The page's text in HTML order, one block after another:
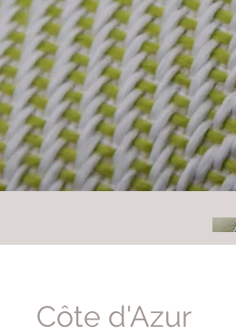
Côte d'Azur